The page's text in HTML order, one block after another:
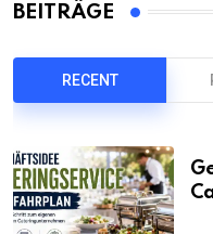
BEITRÄGE
RECENT